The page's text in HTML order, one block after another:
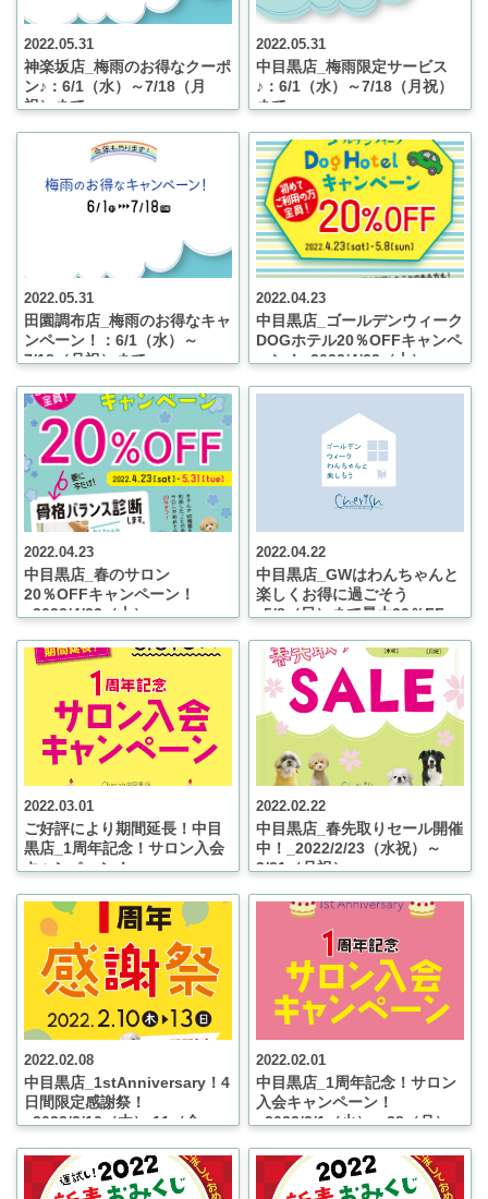
2022.05.31
神楽坂店_梅雨のお得なクーポ
ン♪：6/1（水）～7/18（月
祝）まで
2022.05.31
中目黒店_梅雨限定サービス
♪：6/1（水）～7/18（月祝）
まで
2022.05.31
田園調布店_梅雨のお得なキャ
ンペーン！：6/1（水）～
7/18（月祝）まで
2022.04.23
中目黒店_ゴールデンウィーク
DOGホテル20％OFFキャンペ
ーン！_2022/4/23（土）～
2022.04.23
中目黒店_春のサロン
20％OFFキャンペーン！
_2022/4/23（土）～
2022.04.22
中目黒店_GWはわんちゃんと
楽しくお得に過ごそう
♪5/8（日）まで最大20％FF
2022.03.01
ご好評により期間延長！中目
黒店_1周年記念！サロン入会
キャンペーン！
2022.02.22
中目黒店_春先取りセール開催
中！_2022/2/23（水祝）～
3/21（月祝）
2022.02.08
中目黒店_1stAnniversary！4
日間限定感謝祭！
_2022/2/10（木）.11（金
2022.02.01
中目黒店_1周年記念！サロン
入会キャンペーン！
_2022/2/1（火）～28（月）